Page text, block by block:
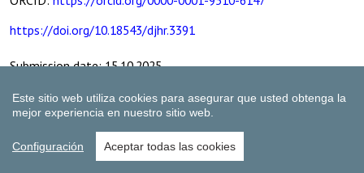
Este sitio web utiliza cookies para asegurar que usted obtenga la
mejor experiencia en nuestro sitio web.
Configuración Aceptar todas las cookies